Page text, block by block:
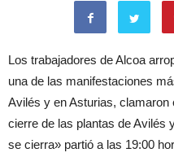
Los trabajadores de Alcoa
una de las manifestaciones
Avilés y en Asturias, clamaron
cierre de las plantas de Avilés
se cierra» partió a las 19:00